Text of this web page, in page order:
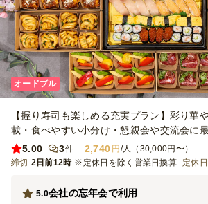
オードブル
【握り寿司も楽しめる充実プラン】彩り華
載・食べやすい小分け・懇親会や交流会に
5.00
3件 2,740 円 /人（30,000円〜）
締切 2日前12時 ※定休日を除く営業日換算 定休日
会社の忘年会で利用
5.0